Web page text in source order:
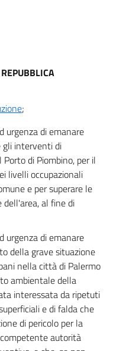
ULTERIORI
;
urgenza di emanare
gli interventi di
di Piombino, per il
livelli occupazionali
e per superare le
al fine di
urgenza di emanare
della grave situazione
nella città di Palermo
ambientale della
interessata da ripetuti
e di falda che
di pericolo per la
autorità